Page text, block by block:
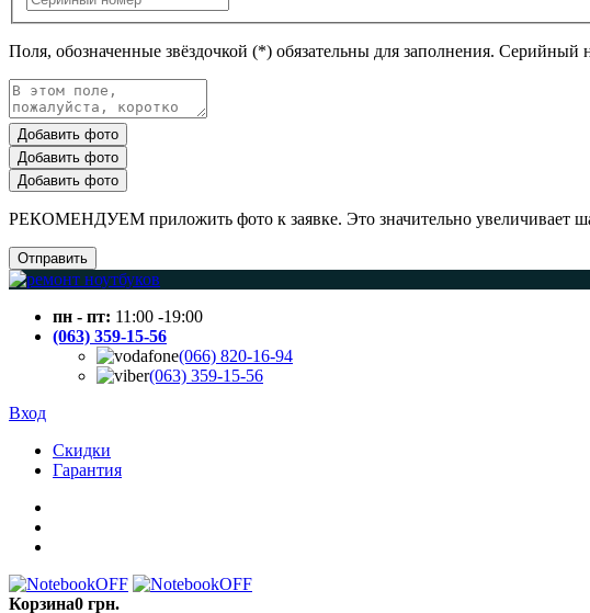
Поля, обозначенные звёздочкой (*) обязательны для заполнения.
Добавить фото
Добавить фото
Добавить фото
РЕКОМЕНДУЕМ приложить фото к заявке. Это значительно увеличивает
Отправить
пн - пт: 11:00 -19:00
(063) 359-15-56
(066) 820-16-94
(063) 359-15-56
Вход
Скидки
Гарантия
Корзина0 грн.